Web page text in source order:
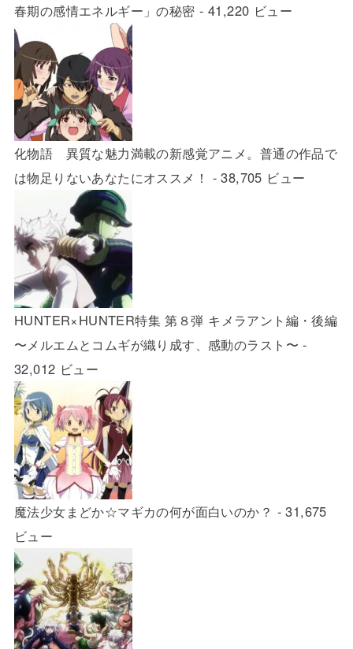
春期の感情エネルギー」の秘密 - 41,220 ビュー
化物語 異質な魅力満載の新感覚アニメ。普通の作品で
は物足りないあなたにオススメ！ - 38,705 ビュー
HUNTER×HUNTER特集 第８弾 キメラアント編・後編
〜メルエムとコムギが織り成す、感動のラスト〜 -
32,012 ビュー
魔法少女まどか☆マギカの何が面白いのか？ - 31,675
ビュー